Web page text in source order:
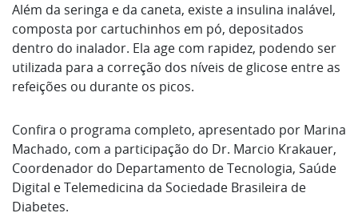
Além da seringa e da caneta, existe a insulina inalável,
composta por cartuchinhos em pó, depositados
dentro do inalador. Ela age com rapidez, podendo ser
utilizada para a correção dos níveis de glicose entre as
refeições ou durante os picos.
Confira o programa completo, apresentado por Marina
Machado, com a participação do Dr. Marcio Krakauer,
Coordenador do Departamento de Tecnologia, Saúde
Digital e Telemedicina da Sociedade Brasileira de
Diabetes.